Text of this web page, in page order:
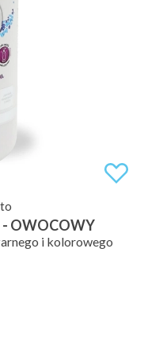
- OWOCOWY
i kolorowego